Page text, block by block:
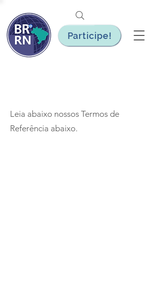
Participe!
Leia abaixo nossos Termos de
Referência abaixo.